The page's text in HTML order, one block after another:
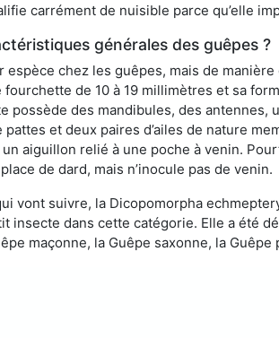
carrément de nuisible parce qu’elle
générales des guêpes ?
espèce chez les guêpes, mais de
de 10 à 19 millimètres et sa
possède des mandibules, des antennes,
et deux paires d’ailes de nature
aiguillon relié à une poche à venin.
de dard, mais n’inocule pas de venin.
vont suivre, la Dicopomorpha
insecte dans cette catégorie. Elle a été
maçonne, la Guêpe saxonne, la